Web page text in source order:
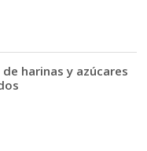
harinas y azúcares